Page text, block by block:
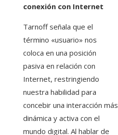
conexión con Internet
Tarnoff señala que el
término «usuario» nos
coloca en una posición
pasiva en relación con
Internet, restringiendo
nuestra habilidad para
concebir una interacción más
dinámica y activa con el
mundo digital. Al hablar de